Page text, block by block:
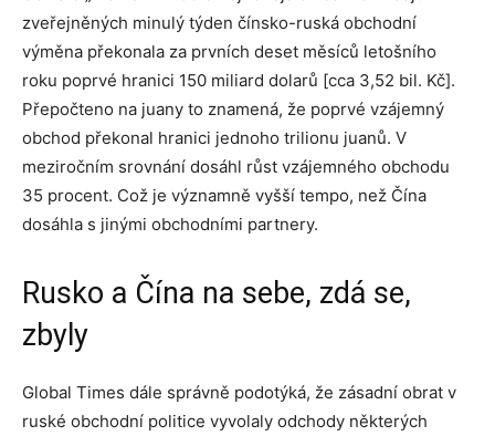
zveřejněných minulý týden čínsko-ruská obchodní
výměna překonala za prvních deset měsíců letošního
roku poprvé hranici 150 miliard dolarů [cca 3,52 bil. Kč].
Přepočteno na juany to znamená, že poprvé vzájemný
obchod překonal hranici jednoho trilionu juanů. V
meziročním srovnání dosáhl růst vzájemného obchodu
35 procent. Což je významně vyšší tempo, než Čína
dosáhla s jinými obchodními partnery.
Rusko a Čína na sebe, zdá se,
zbyly
Global Times dále správně podotýká, že zásadní obrat v
ruské obchodní politice vyvolaly odchody některých